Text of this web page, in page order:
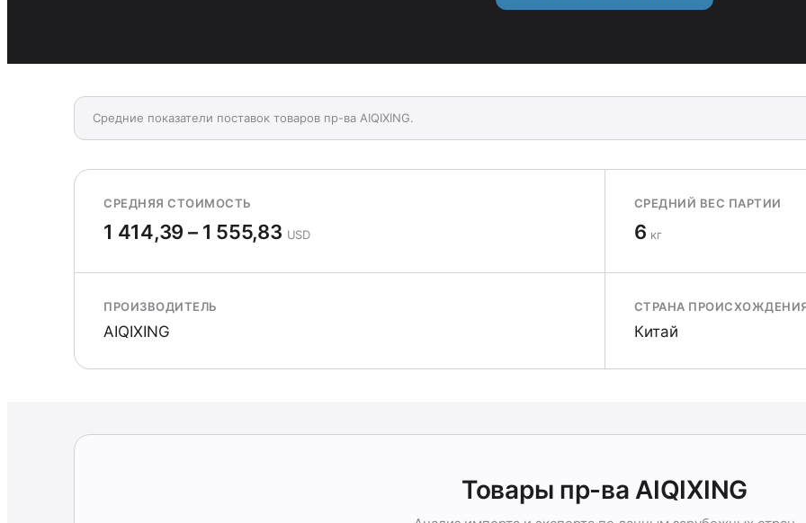
Средние показатели поставок товаров пр-ва AIQIXING.
СРЕДНЯЯ СТОИМОСТЬ
1 414,39 – 1 555,83 USD
СРЕДНИЙ ВЕС ПАРТИИ
6 кг
ПРОИЗВОДИТЕЛЬ
AIQIXING
СТРАНА
Китай
Товары пр-ва AIQIXING